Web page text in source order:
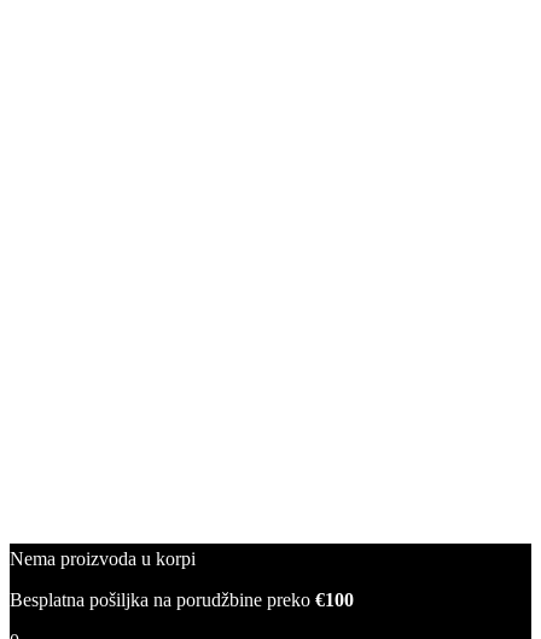
Nema proizvoda u korpi
Besplatna pošiljka na porudžbine preko €100